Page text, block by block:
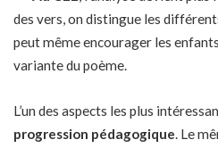
des vers, on distingue les
peut même encourager les
variante du poème.
L’un des aspects les plus
progression pédagogique. Le